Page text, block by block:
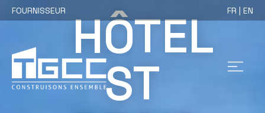
FOURNISSEUR FR | EN
HÔTEL
ST